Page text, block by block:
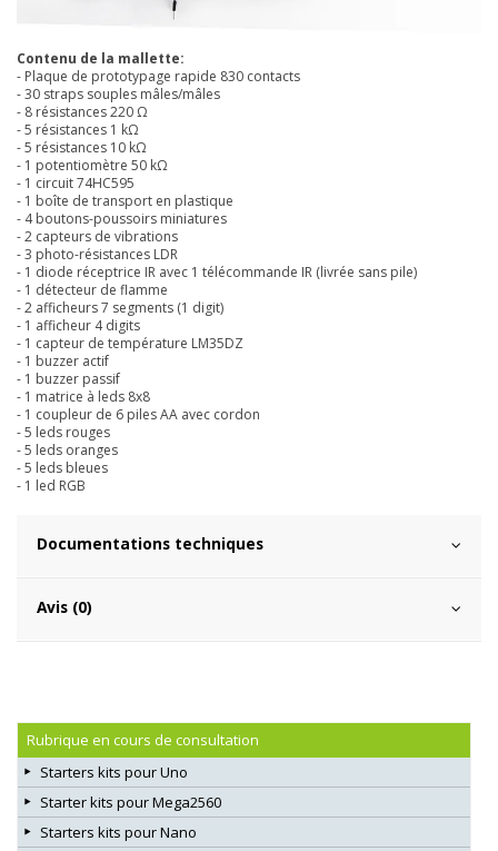
Contenu de la mallette:
- Plaque de prototypage rapide 830 contacts
- 30 straps souples mâles/mâles
- 8 résistances 220 Ω
- 5 résistances 1 kΩ
- 5 résistances 10 kΩ
- 1 potentiomètre 50 kΩ
- 1 circuit 74HC595
- 1 boîte de transport en plastique
- 4 boutons-poussoirs miniatures
- 2 capteurs de vibrations
- 3 photo-résistances LDR
- 1 diode réceptrice IR avec 1 télécommande IR (livrée sans pile)
- 1 détecteur de flamme
- 2 afficheurs 7 segments (1 digit)
- 1 afficheur 4 digits
- 1 capteur de température LM35DZ
- 1 buzzer actif
- 1 buzzer passif
- 1 matrice à leds 8x8
- 1 coupleur de 6 piles AA avec cordon
- 5 leds rouges
- 5 leds oranges
- 5 leds bleues
- 1 led RGB
Documentations techniques
Avis (0)
Rubrique en cours de consultation
Starters kits pour Uno
Starter kits pour Mega2560
Starters kits pour Nano